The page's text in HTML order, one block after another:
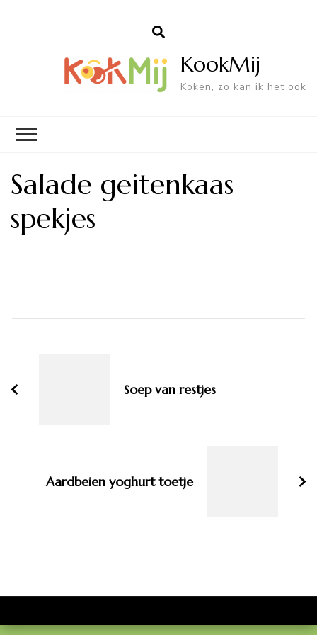
KookMij
Koken, zo kan ik het ook
Salade geitenkaas
spekjes
Soep van restjes
Aardbeien yoghurt toetje